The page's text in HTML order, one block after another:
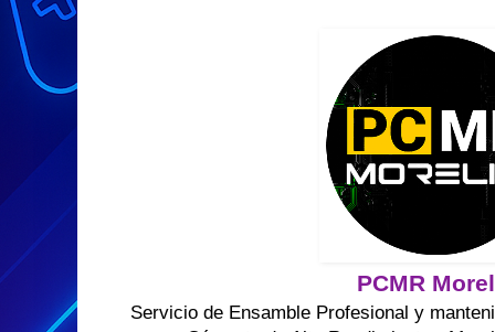
PCMR
Servicio de Ensamble Profesional y